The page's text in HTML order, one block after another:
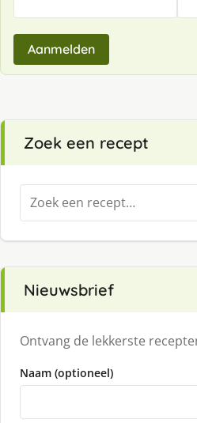
Aanmelden
Zoek een recept
Zoeken
naar:
Nieuwsbrief
Ontvang de lekkerste
Naam (optioneel)